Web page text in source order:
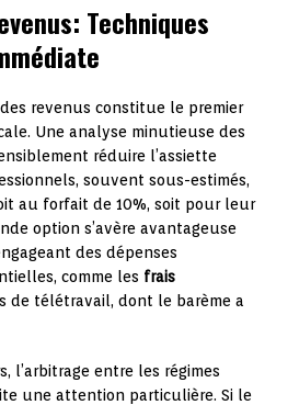
Techniques
revenus constitue le premier
Une analyse minutieuse des
réduire l’assiette
souvent sous-estimés,
au forfait de 10%, soit pour leur
option s’avère avantageuse
des dépenses
comme les frais
de télétravail, dont le barème a
l’arbitrage entre les régimes
une attention particulière. Si le